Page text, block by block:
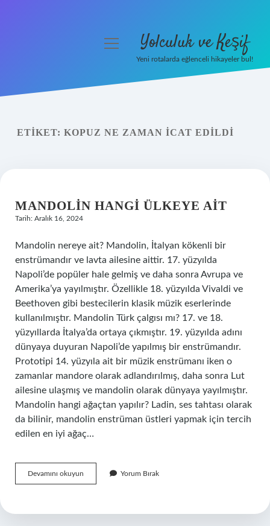
Yasal Uyarı
menüyü Yolculuk ve Keşif
Yeni rotalarda eğlenceli hikayeler bul!
ETIKET: KOPUZ NE ZAMAN ICAT EDILDI
MANDOLIN HANGI ÜLKEYE AIT
Tarih: Aralık 16, 2024
Mandolin nereye ait? Mandolin, İtalyan kökenli bir
enstrümandır ve lavta ailesine aittir. 17. yüzyılda
Napoli’de popüler hale gelmiş ve daha sonra Avrupa ve
Amerika’ya yayılmıştır. Özellikle 18. yüzyılda Vivaldi ve
Beethoven gibi bestecilerin klasik müzik eserlerinde
kullanılmıştır. Mandolin Türk çalgısı mı? 17. ve 18.
yüzyıllarda İtalya’da ortaya çıkmıştır. 19. yüzyılda adını
dünyaya duyuran Napoli’de yapılmış bir enstrümandır.
Prototipi 14. yüzyıla ait bir müzik enstrümanı iken o
zamanlar mandore olarak adlandırılmış, daha sonra Lut
ailesine ulaşmış ve mandolin olarak dünyaya yayılmıştır.
Mandolin hangi ağaçtan yapılır? Ladin, ses tahtası olarak
da bilinir, mandolin enstrüman üstleri yapmak için tercih
edilen en iyi ağaç…
Devamını okuyun Mandolin
Hangi
Yorum Bırak